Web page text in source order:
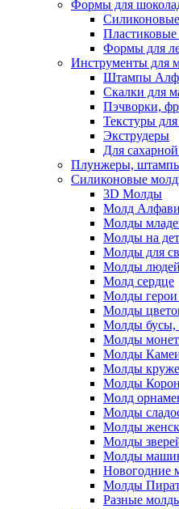
Формы для
Формы для
Инструменты для
Штампы
Скалки для
Пэчворки,
Текстуры
Экструдеры
Для
Плунжеры,
Силиконовые
3D Молды
Молд
Молды
Молды на
Молды для
Молды
Молд сердце
Молды герои
Молды
Молды бусы,
Молды
Молды
Молды
Молды
Молд
Молды
Молды
Молды
Молды
Новогодние
Молды
Разные